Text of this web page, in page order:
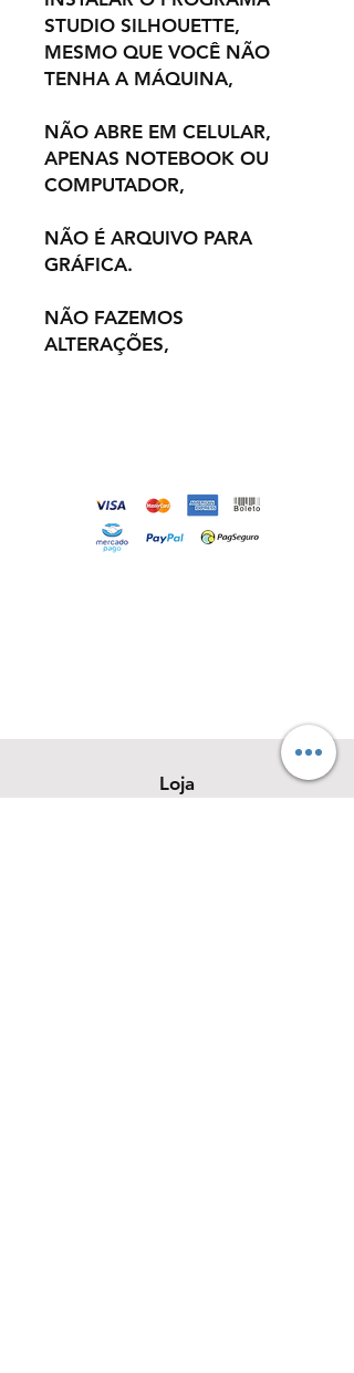
STUDIO SILHOUETTE,
MESMO QUE VOCÊ NÃO
TENHA A MÁQUINA,
NÃO ABRE EM CELULAR,
APENAS NOTEBOOK OU
COMPUTADOR,
NÃO É ARQUIVO PARA
GRÁFICA.
NÃO FAZEMOS
ALTERAÇÕES,
Loja